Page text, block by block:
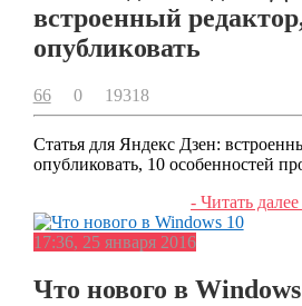
встроенный
опубликовать
66 0 19318
Статья для Яндекс Дзен:
опубликовать, 10 особенностей
- Читать
17:36, 25 января 2016
Что нового в